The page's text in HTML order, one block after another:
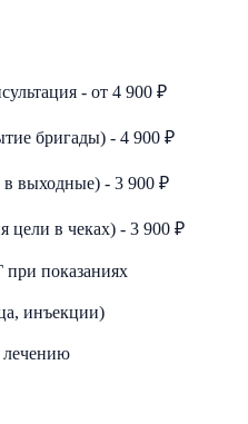
- от 4 900 ₽
бригады) - 4 900 ₽
выходные) - 3 900 ₽
цели в чеках) - 3 900 ₽
показаниях
инъекции)
лечению